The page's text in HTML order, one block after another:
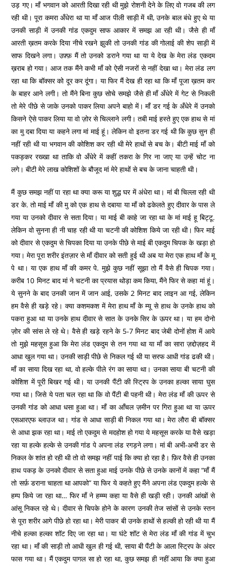
उड़ गए। माँ भगवान को आरती दिखा रही थी मुझे रोशनी देने के लिए वो गजब की लग
रही थी। पूरा कमरा अँधेरा था या माँ आज पीली साड़ी में थी, उनके बाल बंधे हुए थे या
उनकी साड़ी में उनकी गांड एकदुम साफ आकार में समझ आ रही थी। जैसे ही माँ
आरती ख़तम करके दिया नीचे रखने झुकी तो उनकी गांड की गोलाई की शेप साड़ी में
साफ दिखने लगा। उफ़्फ़ मैं तो उनको डराने गया था या ये देख के मेरा लंड एकदम
ख़राब हो गया। आज तक मैंने कभी माँ को ऐसी नजरों से नहीं देखा था। मेरा लंड लग
रहा था कि बॉक्सर को दूर कर दूंगा। या फिर मैं देख ही रहा था कि माँ पूजा ख़तम कर
के बाहर आने लगी। तो मैंने बिना कुछ सोचे समझे जैसे ही माँ अँधेरे में गेट से निकली
तो मेरे पीछे से जाके उनको पाकर लिया अपने बाहो में। माँ डर गई के अँधेरे में उनको
किसने ऐसे पाकर लिया या वो ज़ोर से चिल्लाने लगी। तबी माई हस्ते हुए एक हाथ से मां
का मु दबा दिया या कहने लगा मां माई हूं। लेकिन वो इतना डर ​​गई थी कि कुछ सुन ही
नहीं रही थी या भगवान की कोशिश कर रही थी मेरे हाथों से बच के। बीटी माई माँ को
पकड़कर रख्खा था ताकि वो अँधेरे में कहीं तकरा के गिर ना जाए या उन्हें चोट ना
लगे। बीटी मेरे लाख कोशिशों के बौजूद मां मेरे हाथों से बच के जाना चाहती थी।
मैं कुछ समझ नहीं पा रहा था क्या करू या शुद्ध घर में अंधेरा था। मां बी चिल्ला रही थी
डर के. तो माई माँ की मु को एक हाथ से दबाया या माँ को ढकेलते हुए दीवार के पास ले
गया या उनको दीवार से सता दिया। या माई बी काहे जा रहा था के मां माई हू बिट्टू.
लेकिन वो सुनना ही नी चाह रही थी या चटनी की कोशिश किये जा रही थी। फिर माई
को दीवार से एकदुम से चिपका दिया या उनके पीछे से माई बी एकदुम चिपक के खड़ा हो
गया। मेरा पूरा शरीर इंतज़ार से माँ दीवार को सती हुई थी अब या मेरा एक हाथ माँ के मू
पे था। या एक हाथ माँ की कमर पे. मुझे कुछ नहीं सूझा तो मैं वैसे ही चिपक गया।
करीब 10 मिनट बाद मां ने चटनी का प्रयास थोड़ा कम किया, मैंने फिर से कहा मां हूं।
ये सुनने के बाद उनकी जान में जान आई, उसके 2 मिनट बाद लाइन आ गई, लेकिन
हम वैसे ही खड़े रहे। क्या कशमकश में मेरा हाथ माँ के म्यू से हाथ के उनके हाथ को
पकरा हुआ था या उनके हाथ दीवार से सात के उनके सिर के ऊपर था। या हम दोनो
ज़ोर की सांस ले रहे थे। वैसे ही खड़े रहने के 5-7 मिनट बाद जेबी दोनों होश में आये
तो मुझे महसूस हुआ कि मेरा लंड एकदुम से तन गया था या माँ का सारा ज़द्दोज़हद में
आधा खुल गया था। उनकी साड़ी पीछे से निकल गई थी या सरफ आधी गांड ढकी थी।
माँ का साया दिख रहा था, वो हल्के पीले रंग का साया था। उनका साया बी चटनी की
कोशिश में पूरी बिखर गई थी। या उनकी पैंटी की स्ट्रिप के उनका हल्का साया घुस
गया था। जिसे ये पता चल रहा था कि वो पैंटी बी पहनी थी। मेरा लंड माँ की ऊपर से
उनकी गांड को आधा धसा हुआ था। माँ का आँचल ज़मीन पर गिरा हुआ था या ऊपर
एसआरएफ ब्लाउज था। गांड से आधा साड़ी बी निकल गया था। मेरा लौरा बी बॉक्सर
से आधा झक रहा था। माई तो एकदुम से मदहोश हो गया ये महसूस करके या वैसे खड़ा
रहा या हल्के हल्के से उनकी गांड पे अपना लंड रगड़ने लगा। मां बी अभी-अभी डर से
निकल के शांत हो रही थी तो वो समझ नहीं पाई कि क्या हो रहा है। फ़िर वैसे ही उनका
हाथ पकड़ के उनको दीवार से सता हुआ माई उनके पीछे से उनके कानों में कहा “माँ मैं
तो सर्फ़ डराना चाहता था आपको” या फिर ये कहते हुए मैंने अपना लंड एकदुम हल्के से
हम्प किये जा रहा था… फिर माँ ने हम्म्म कहा या वैसे ही खड़ी रही। उनकी आंखों से
आंसू निकल रहे थे। दीवार से चिपके होने के कारण उनकी तेज सांसों से उनके स्तन
से पूरा शरीर आगे पीछे हो रहा था। मेरी पाकर बी उनके हाथों से हल्की हो रही थी या मैं
नीचे हल्का हल्का शॉट दिए जा रहा था। या घंटे शॉट से मेरा लंड माँ की गांड में चुभ
रहा था। माँ की साड़ी तो आधी खुल ही गई थी, साया बी पैंटी के आला स्ट्रिप के अंदर
फास गया था। मैं एकदुम पागल सा हो रहा था, कुछ समझ ही नहीं आया कि क्या हुआ